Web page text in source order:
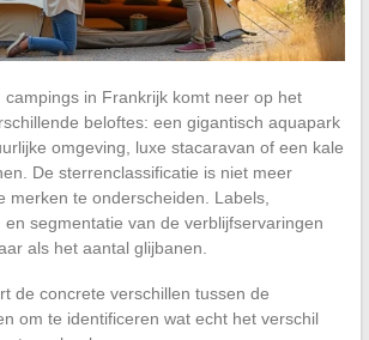
campings in Frankrijk komt neer op het
beloftes: een gigantisch aquapark
omgeving, luxe stacaravan of een kale
De sterrenclassificatie is niet meer
merken te onderscheiden. Labels,
en segmentatie van de verblijfservaringen
als het aantal glijbanen.
de concrete verschillen tussen de
om te identificeren wat echt het verschil